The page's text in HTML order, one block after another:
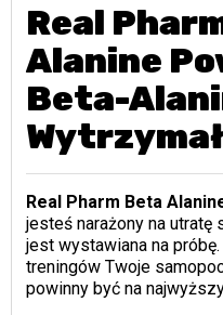
Real
Alanine
Beta-
Real Pharm Beta
jesteś narażony na utratę
jest wystawiana na
treningów Twoje
powinny być na